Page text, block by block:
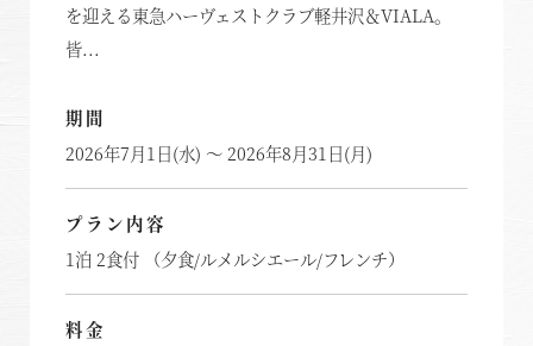
を迎える東急ハーヴェストクラブ軽井沢＆VIALA。
皆...
期間
2026年7月1日(水) ～ 2026年8月31日(月)
プラン内容
1泊 2食付 （夕食/ルメルシエール/フレンチ）
料金